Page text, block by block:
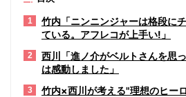
1
竹内「ニンニンジャーは格段に
ている。アフレコが上手い!」
2
西川「進ノ介がベルトさんを思
は感動しました」
3 竹内×西川が考える"理想のヒー